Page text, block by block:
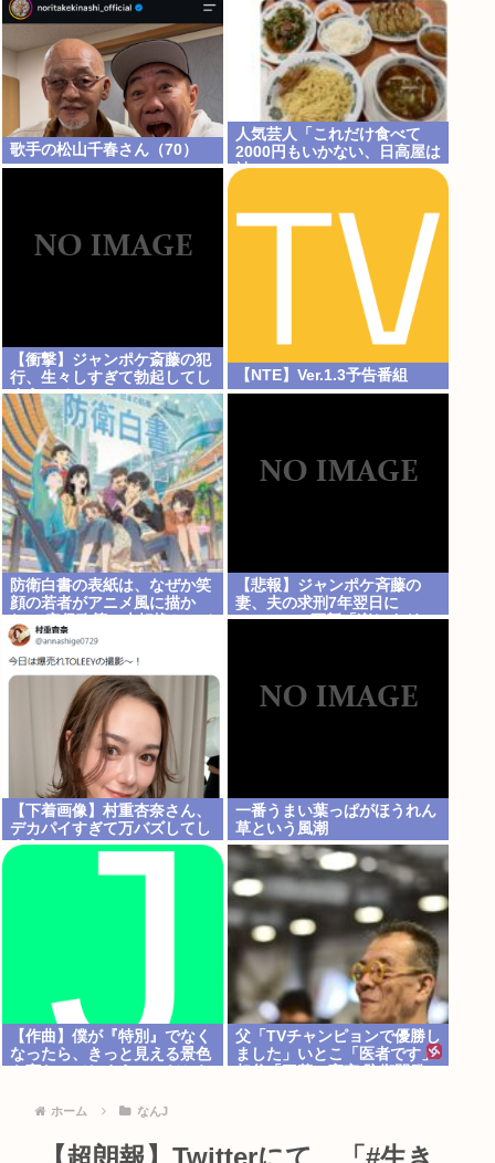
歌手の松山千春さん（70）
人気芸人「これだけ食べて
2000円もいかない、日高屋は
神」
【衝撃】ジャンポケ斎藤の犯
行、生々しすぎて勃起してし
まうレベルwww
【NTE】Ver.1.3予告番組
防衛白書の表紙は、なぜか笑
顔の若者がアニメ風に描か
れ… 安保政策の大転換とのチ
グハグ感に戸惑いの声
【悲報】ジャンポケ斉藤の
妻、夫の求刑7年翌日に
Instagram更新「楽しすぎ
【下着画像】村重杏奈さん、
デカパイすぎて万バズしてし
まうwww
一番うまい葉っぱがほうれん
草という風潮
【作曲】僕が『特別』でなく
なったら、きっと見える景色
ッキリさせないで
父「TVチャンピョンで優勝し
ました」いとこ「医者です」
ホーム なんJ
【超朗報】Twitterにて、「#生き